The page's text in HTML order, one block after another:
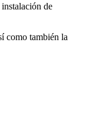
de
como también la